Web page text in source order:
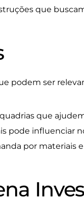
que
podem ser
que
pode influenciar
por materiais